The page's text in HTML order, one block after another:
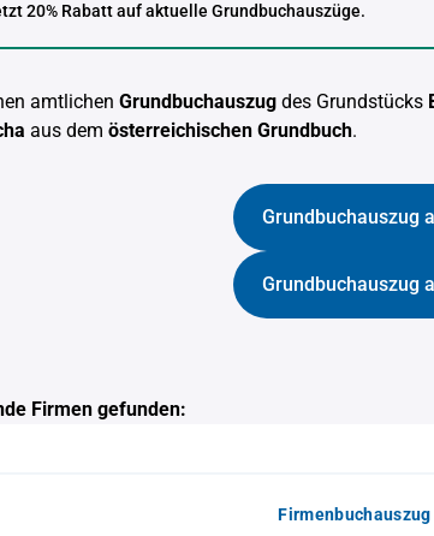
20% Rabatt auf aktuelle Grundbuchauszüge.
amtlichen Grundbuchauszug des Grundstücks
aus dem österreichischen Grundbuch.
Grundbuchauszug
Grundbuchauszug
Firmen gefunden: